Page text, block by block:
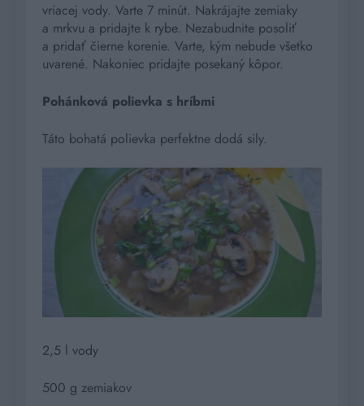
vriacej vody. Varte 7 minút. Nakrájajte zemiaky
a mrkvu a pridajte k rybe. Nezabudnite posoliť
a pridať čierne korenie. Varte, kým nebude všetko
uvarené. Nakoniec pridajte posekaný kôpor.
Pohánková polievka s hríbmi
Táto bohatá polievka perfektne dodá sily.
2,5 l vody
500 g zemiakov